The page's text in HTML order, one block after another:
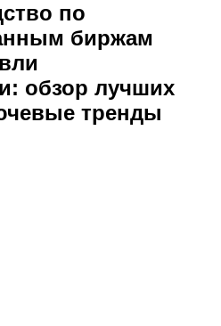
по
биржам
обзор лучших
тренды